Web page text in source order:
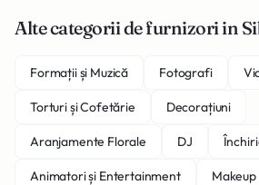
Alte categorii de furnizori in
Formații și Muzică Fotografi
Torturi și Cofetărie Decorațiuni
Aranjamente Florale DJ
Animatori și Entertainment